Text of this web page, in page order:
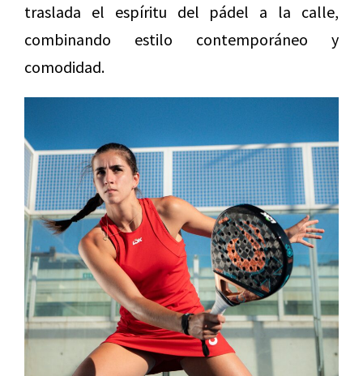
traslada el espíritu del pádel a la calle,
combinando estilo contemporáneo y
comodidad.